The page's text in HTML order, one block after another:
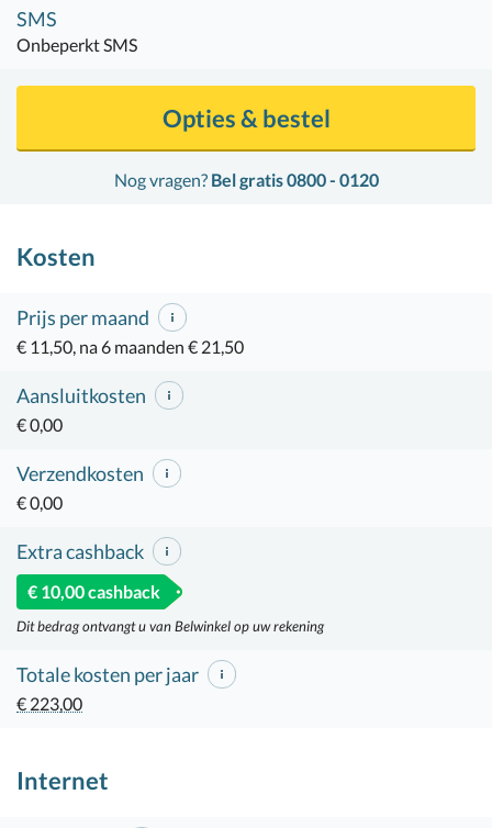
SMS
Onbeperkt SMS
Nog vragen? Bel gratis 0800 - 0120
Opties & bestel
Kosten
Prijs per maand
€ 11,50, na 6 maanden € 21,50
Aansluitkosten
€ 0,00
Verzendkosten
€ 0,00
Extra cashback
€ 10,00 cashback
Dit bedrag ontvangt u van Belwinkel op uw rekening
Totale kosten per jaar
€ 223,00
Internet